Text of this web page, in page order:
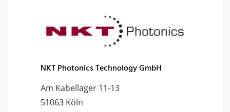
NKT Photonics Technology GmbH
Am Kabellager 11-13
51063 Köln